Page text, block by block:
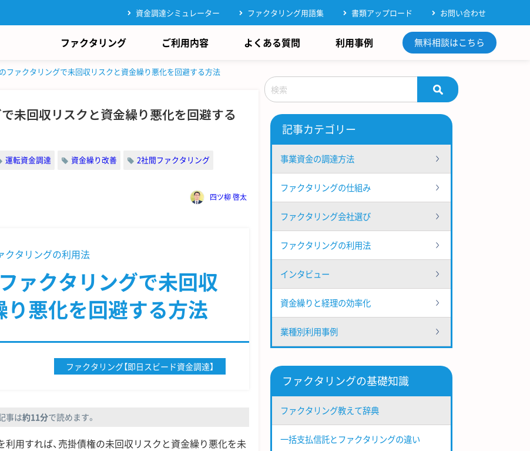
資金調達シミュレーター ファクタリング用語集 書類アップロード お問い合わせ
ファクタリング ご利用内容 よくある質問 利用事例 無料相談はこちら
ファクタリングで未回収リスクと資金繰り悪化を回避する方法
未回収リスクと資金繰り悪化を回避する
運転資金調達 資金繰り改善
2社間ファクタリング
四ツ柳 啓太
クタリングの利用法
ァクタリングで未回収
り悪化を回避する方法
ファクタリング【即日スビード資金調達】
事は約11分で読めます。
用すれば、売掛債権の未回収リスクと資金繰り悪化を未
記事カテゴリー
事業資金の調達方法
ファクタリングの仕組み
ファクタリング会社選び
ファクタリングの利用法
インタビュー
資金繰りと経理の効率化
業種別利用事例
ファクタリングの基礎知識
ファクタリング教えて辞典
一括支払信託とファクタリングの違い